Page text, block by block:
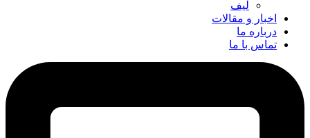
لیف
اخبار و مقالات
درباره ما
تماس با ما